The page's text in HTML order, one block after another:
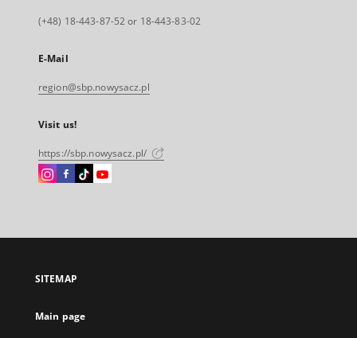
(+48) 18-443-87-52 or 18-443-83-02
E-Mail
region@sbp.nowysacz.pl
Visit us!
https://sbp.nowysacz.pl/
Instagram
open
new
Facebook
open
new
Instagram
open
new
Instagram
open
SITEMAP
Main page